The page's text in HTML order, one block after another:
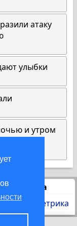
атаку
улыбки
и утром